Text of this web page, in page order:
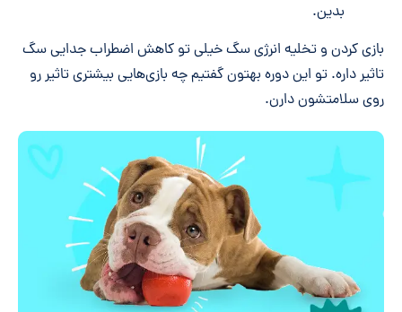
بدین.
بازی کردن و تخلیه انرژی سگ خیلی تو کاهش اضطراب جدایی سگ
تاثیر داره. تو این دوره بهتون گفتیم چه بازی‌هایی بیشتری تاثیر رو
روی سلامتشون دارن.